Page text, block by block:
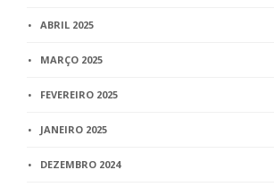
ABRIL 2025
MARÇO 2025
FEVEREIRO 2025
JANEIRO 2025
DEZEMBRO 2024